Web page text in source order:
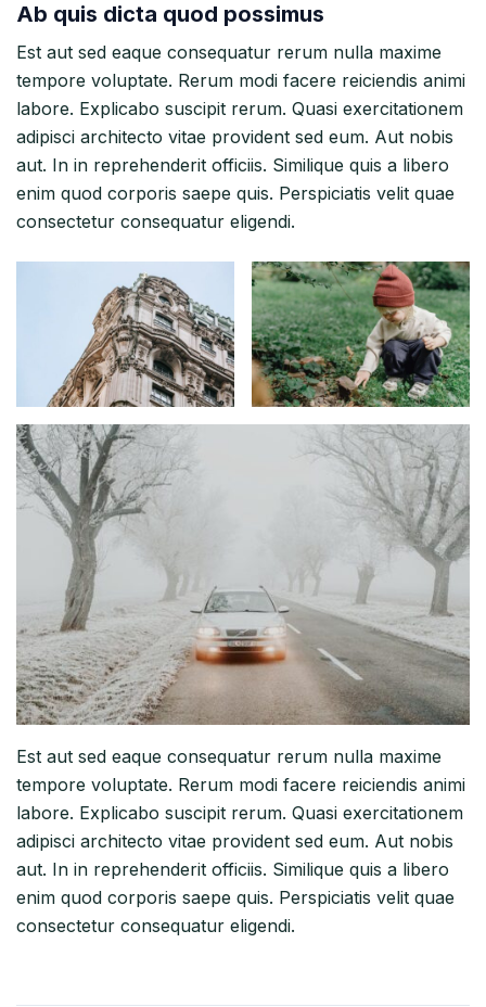
Ab quis dicta quod possimus
Est aut sed eaque consequatur rerum nulla maxime
tempore voluptate. Rerum modi facere reiciendis animi
labore. Explicabo suscipit rerum. Quasi exercitationem
adipisci architecto vitae provident sed eum. Aut nobis
aut. In in reprehenderit officiis. Similique quis a libero
enim quod corporis saepe quis. Perspiciatis velit quae
consectetur consequatur eligendi.
Est aut sed eaque consequatur rerum nulla maxime
tempore voluptate. Rerum modi facere reiciendis animi
labore. Explicabo suscipit rerum. Quasi exercitationem
adipisci architecto vitae provident sed eum. Aut nobis
aut. In in reprehenderit officiis. Similique quis a libero
enim quod corporis saepe quis. Perspiciatis velit quae
consectetur consequatur eligendi.